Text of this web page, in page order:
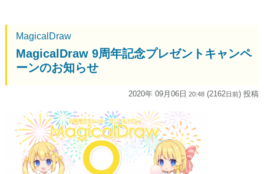
MagicalDraw
MagicalDraw 9周年記念プレゼントキャンペ
ーンのお知らせ
2020年 09月06日 20:48 (2162日前) 投稿